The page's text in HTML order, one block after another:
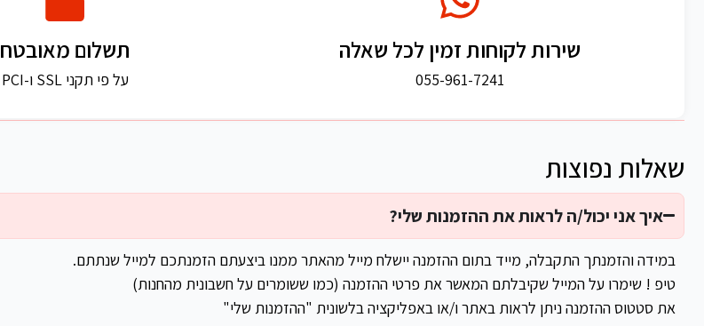
איך אני יכול/ה לראות את ההזמנות שלי?
במידה והזמנתך התקבלה, מייד בתום ההזמנה יישלח מייל מהאתר ממנו ביצעתם הזמנתכם למייל שנתתם.
טיפ ! שימרו על המייל שקיבלתם המאשר את פרטי ההזמנה (כמו ששומרים על חשבונית מהחנות)
את סטטוס ההזמנה ניתן לראות באתר ו/או באפליקציה בלשונית "ההזמנות שלי"
שאלות נפוצות
תשלום מאובטח
על פי תקני SSL ו-PCI
שירות לקוחות זמין לכל שאלה
055-961-7241